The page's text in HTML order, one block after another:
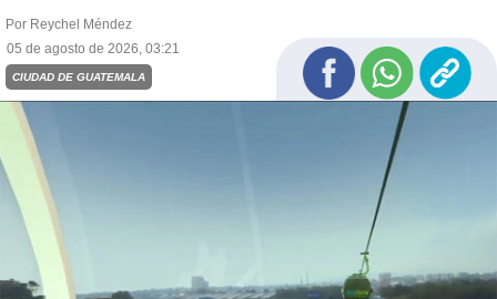
Por Reychel Méndez
05 de agosto de 2026, 03:21
CIUDAD DE GUATEMALA